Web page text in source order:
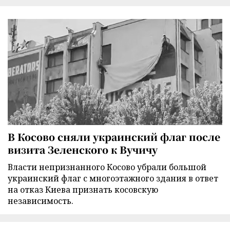
В Косово сняли украинский флаг после
визита Зеленского к Вучичу
Власти непризнанного Косово убрали большой
украинский флаг с многоэтажного здания в ответ
на отказ Киева признать косовскую
независимость.